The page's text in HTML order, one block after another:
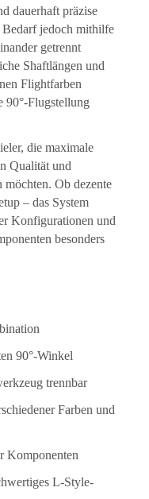
dauerhaft präzise
jedoch mithilfe
getrennt
Shaftlängen und
Flightfarben
90°-Flugstellung
die maximale
Qualität und
Ob dezente
– das System
Konfigurationen und
besonders
90°-Winkel
trennbar
Farben und
Komponenten
L-Style-